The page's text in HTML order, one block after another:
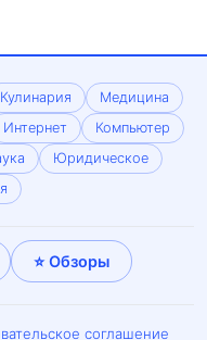
Кулинария
Медицина
Интернет
Компьютер
Юридическое
⭐ Обзоры
соглашение